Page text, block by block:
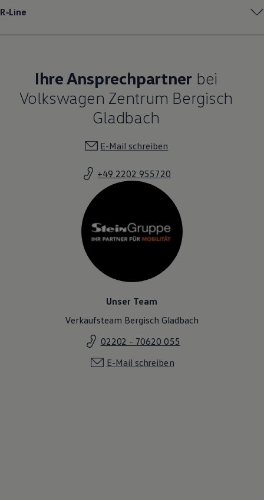
R‑Line
Ihre Ansprechpartner bei
Volkswagen Zentrum Bergisch
Gladbach
E-Mail schreiben
+49 2202 955720
Unser Team
Verkaufsteam Bergisch Gladbach
02202 - 70620 055
E-Mail schreiben